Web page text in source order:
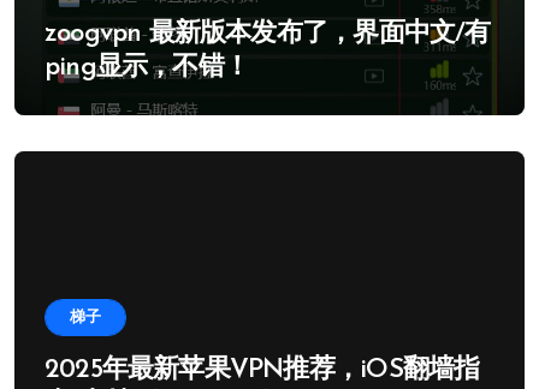
zoogvpn 最新版本发布了，界面中文/有
ping显示，不错！
梯子
2025年最新苹果VPN推荐，iOS翻墙指